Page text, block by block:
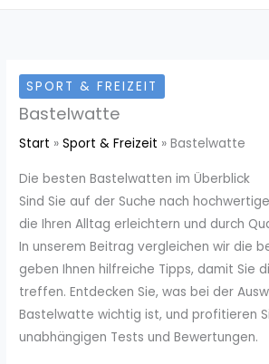
SPORT & FREIZEIT
Bastelwatte
Start Sport & Freizeit Bastelwatte
Die besten Bastelwatten im Überblick
Sind Sie auf der Suche nach
die Ihren Alltag erleichtern und durch
In unserem Beitrag vergleichen wir die
geben Ihnen hilfreiche Tipps, damit Sie
treffen. Entdecken Sie, was bei der
Bastelwatte wichtig ist, und profitieren
unabhängigen Tests und Bewertungen.